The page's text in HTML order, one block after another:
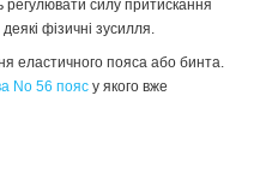
силу притискання
фізичні зусилля.
еластичного пояса або бинта.
No 56 пояс у якого вже